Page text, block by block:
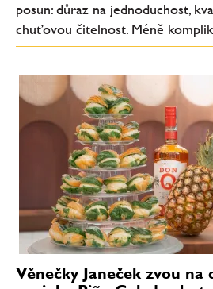
posun: důraz na jednoduchost,
chuťovou čitelnost. Méně
Věnečky Janeček zvou na